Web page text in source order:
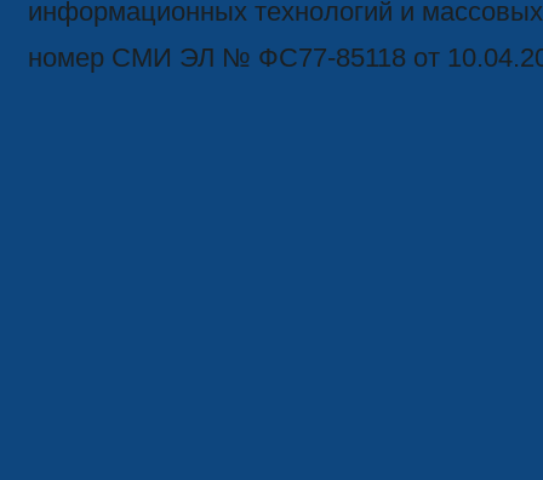
информационных технологий и
номер СМИ ЭЛ № ФС77-85118 от